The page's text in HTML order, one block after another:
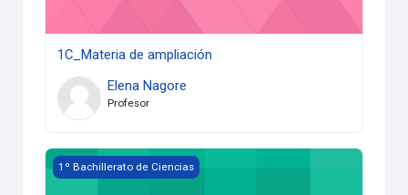
1C_Materia de ampliación
Elena Nagore
Profesor
1C_Religión Católica
1º Bachillerato de Ciencias